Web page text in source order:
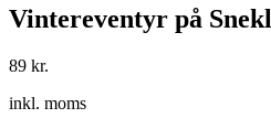
Vintereventyr på
89 kr.
inkl. moms